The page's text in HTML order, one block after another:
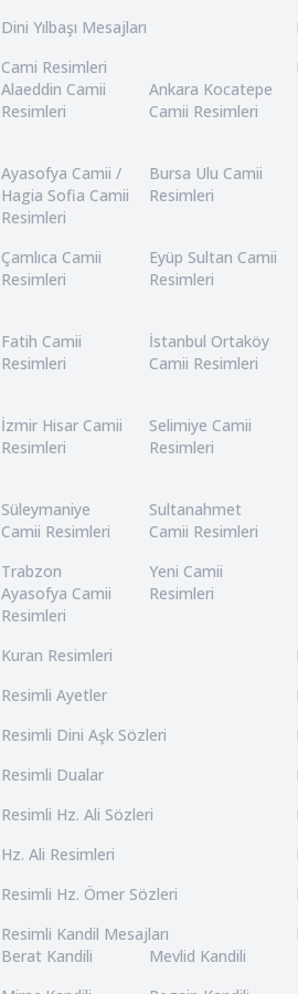
Dini Yılbaşı Mesajları
Cami Resimleri
Alaeddin Camii
Resimleri
Ankara Kocatepe
Camii Resimleri
Ayasofya Camii /
Hagia Sofia Camii
Resimleri
Bursa Ulu Camii
Resimleri
Çamlıca Camii
Resimleri
Eyüp Sultan Camii
Resimleri
Fatih Camii
Resimleri
İstanbul Ortaköy
Camii Resimleri
İzmir Hisar Camii
Resimleri
Selimiye Camii
Resimleri
Süleymaniye
Camii Resimleri
Sultanahmet
Camii Resimleri
Trabzon
Ayasofya Camii
Resimleri
Yeni Camii
Resimleri
Kuran Resimleri
Resimli Ayetler
Resimli Dini Aşk Sözleri
Resimli Dualar
Resimli Hz. Ali Sözleri
Hz. Ali Resimleri
Resimli Hz. Ömer Sözleri
Resimli Kandil Mesajları
Berat Kandili
Mevlid Kandili